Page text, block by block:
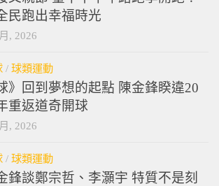
民跑出幸福時光
, 2026
/ 球類運動
》回到夢想的起點 陳金鋒睽違20
重返道奇開球
, 2026
/ 球類運動
鋒談鄭宗哲、李灝宇 特質不是刻